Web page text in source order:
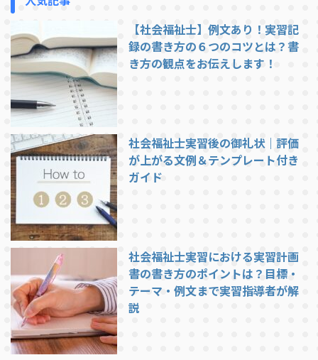
会福祉協議会での実習は、基本的
には職員と同じ時間帯で行われま
す。ここでは一例として、典型的
...
【社会福祉士】例文あり！実習記
録の書き方の６つのコツとは？書
き方の観点をお伝えします！
社会福祉士実習後の御礼状｜評価
が上がる文例＆テンプレート付き
ガイド
社会福祉士実習における実習計画
書の書き方のポイントは？目標・
テーマ・例文まで実習指導者が解
説